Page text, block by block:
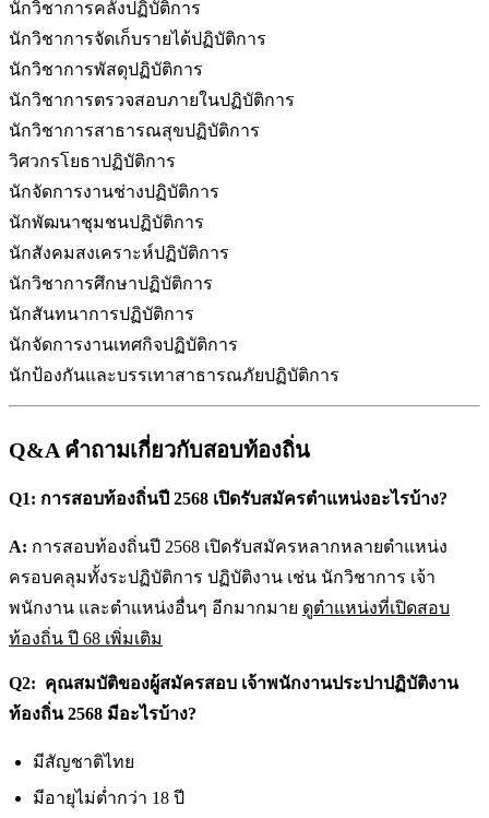
นักวิชาการคลังปฏิบัติการ
นักวิชาการจัดเก็บรายได้ปฏิบัติการ
นักวิชาการพัสดุปฏิบัติการ
นักวิชาการตรวจสอบภายในปฏิบัติการ
นักวิชาการสาธารณสุขปฏิบัติการ
วิศวกรโยธาปฏิบัติการ
นักจัดการงานช่างปฏิบัติการ
นักพัฒนาชุมชนปฏิบัติการ
นักสังคมสงเคราะห์ปฏิบัติการ
นักวิชาการศึกษาปฏิบัติการ
นักสันทนาการปฏิบัติการ
นักจัดการงานเทศกิจปฏิบัติการ
นักป้องกันและบรรเทาสาธารณภัยปฏิบัติการ
Q&A คำถามเกี่ยวกับสอบท้องถิ่น
Q1: การสอบท้องถิ่นปี 2568 เปิดรับสมัครตำแหน่งอะไรบ้าง?
A: การสอบท้องถิ่นปี 2568 เปิดรับสมัครหลากหลายตำแหน่ง
ครอบคลุมทั้งระปฏิบัติการ ปฏิบัติงาน เช่น นักวิชาการ เจ้า
พนักงาน และตำแหน่งอื่นๆ อีกมากมาย ดูตำแหน่งที่เปิดสอบ
ท้องถิ่น ปี 68 เพิ่มเติม
Q2: คุณสมบัติของผู้สมัครสอบ เจ้าพนักงานประปาปฏิบัติงาน
ท้องถิ่น 2568 มีอะไรบ้าง?
มีสัญชาติไทย
มีอายุไม่ต่ำกว่า 18 ปี